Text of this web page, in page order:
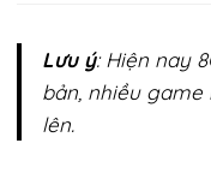
Lưu ý: Hiện nay
bản, nhiều game
lên.